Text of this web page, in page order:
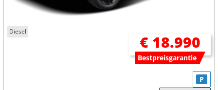
Diesel
€ 18.990
Bestpreisgarantie
P